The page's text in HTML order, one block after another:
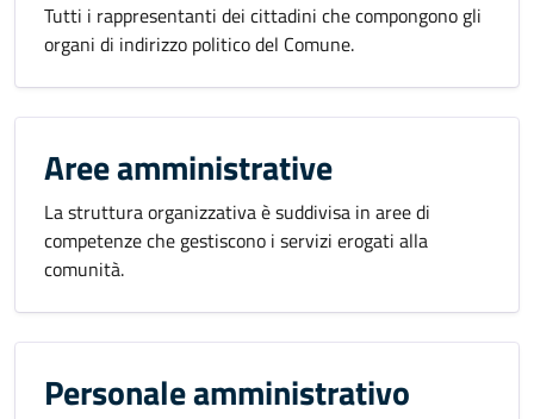
Tutti i rappresentanti dei cittadini che compongono gli
organi di indirizzo politico del Comune.
Aree amministrative
La struttura organizzativa è suddivisa in aree di
competenze che gestiscono i servizi erogati alla
comunità.
Personale amministrativo